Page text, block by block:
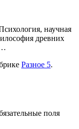
научная
древних
Разное 5.
поля